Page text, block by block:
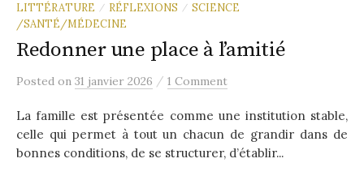
LITTÉRATURE / RÉFLEXIONS / SCIENCE
/SANTÉ/MÉDECINE
Redonner une place à l’amitié
Posted on 31 janvier 2026 / 1 Comment
La famille est présentée comme une institution stable,
celle qui permet à tout un chacun de grandir dans de
bonnes conditions, de se structurer, d’établir...